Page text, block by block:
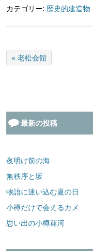
カテゴリー: 歴史的建造物
« 老松会館
最新の投稿
夜明け前の海
無秩序と坂
物語に迷い込む夏の日
小樽だけで会えるカメ
思い出の小樽運河